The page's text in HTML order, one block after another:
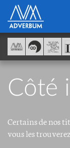
Côté
Certains de nos
vous les
Panneau de